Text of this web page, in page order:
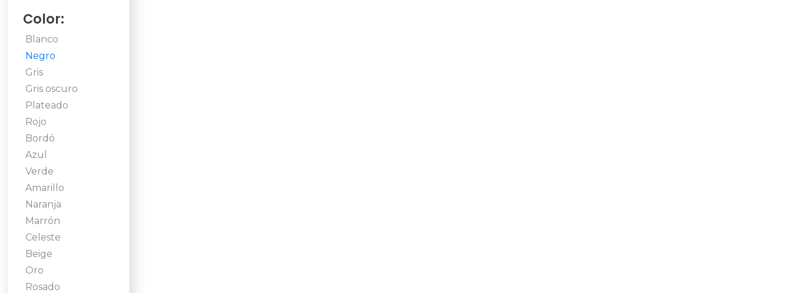
Color:
Blanco
Negro
Gris
Gris oscuro
Plateado
Rojo
Bordó
Azul
Verde
Amarillo
Naranja
Marrón
Celeste
Beige
Oro
Rosado